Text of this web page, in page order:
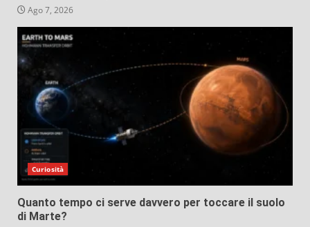
Ago 7, 2026
Curiosità
Quanto tempo ci serve davvero per toccare il suolo
di Marte?